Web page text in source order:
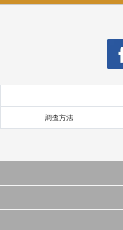
調査方法
当サイトで公開されている情
当サイトに掲載している内容